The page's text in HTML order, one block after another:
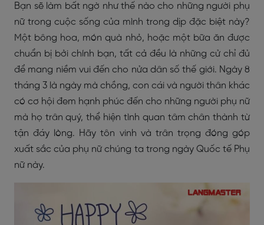
Bạn sẽ làm bất ngờ như thế nào cho những người phụ
nữ trong cuộc sống của mình trong dịp đặc biệt này?
Một bông hoa, món quà nhỏ, hoặc một bữa ăn được
chuẩn bị bởi chính bạn, tất cả đều là những cử chỉ đủ
để mang niềm vui đến cho nửa dân số thế giới. Ngày 8
tháng 3 là ngày mà chồng, con cái và người thân khác
có cơ hội đem hạnh phúc đến cho những người phụ nữ
mà họ trân quý, thể hiện tình quan tâm chân thành từ
tận đáy lòng. Hãy tôn vinh và trân trọng đóng góp
xuất sắc của phụ nữ chúng ta trong ngày Quốc tế Phụ
nữ này.